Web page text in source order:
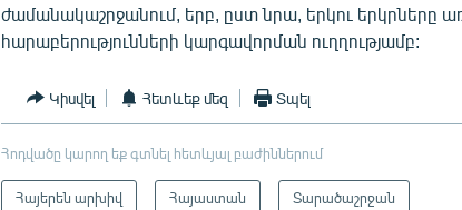
ժամանակաշրջանում, երբ, ըստ նրա, երկու երկրները
հարաբերությունների կարգավորման ուղղությամբ:
Կիսվել Հետևեք մեզ Տպել
Հոդվածը կարող եք գտնել հետևյալ բաժիններում
Հայերեն արխիվ Հայաստան Տարածաշրջան